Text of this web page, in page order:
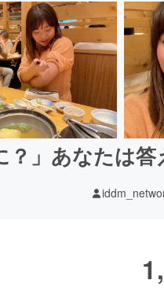
？」あなたは